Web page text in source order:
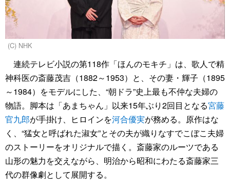
(C) NHK
連続テレビ小説の第118作「ほんのモキチ」は、歌人で精
神科医の斎藤茂吉（1882～1953）と、その妻・輝子（1895
～1984）をモデルにした、“朝ドラ”史上最も不仲な夫婦の
物語。脚本は「あまちゃん」以来15年ぶり2回目となる宮藤
官九郎が手掛け、ヒロインを河合優実が務める。原作はな
く、“猛女と呼ばれた淑女”とその夫が織りなすでこぼこ夫婦
のストーリーをオリジナルで描く。斎藤家のルーツである
山形の魅力を交えながら、明治から昭和にわたる斎藤家三
代の群像劇として展開する。